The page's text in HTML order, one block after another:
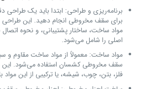
برنامه‌ریزی و طراحی: ابتدا باید یک طراحی
برای سقف مخروطی انجام دهید. این طراحی
مواد ساخت، ساختار پشتیبانی، و نحوه
اصلی را شامل می‌شود.
مواد ساخت: معمولاً از مواد ساخت مقاوم
سقف مخروطی کشسان استفاده می‌شود. این
فلز، بتن، چوب، شیشه، یا ترکیبی از این مواد